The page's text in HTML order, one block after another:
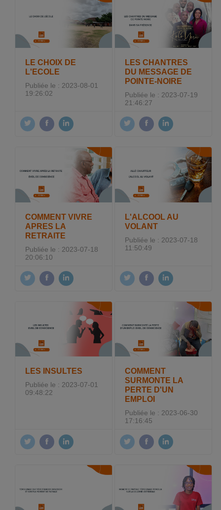
LE CHOIX DE
L'ECOLE
Publiée le : 2023-08-01
19:26:02
LES CHANTRES
DU MESSAGE DE
POINTE-NOIRE
Publiée le : 2023-07-19
21:46:27
COMMENT VIVRE
APRES LA
RETRAITE
Publiée le : 2023-07-18
20:06:10
L'ALCOOL AU
VOLANT
Publiée le : 2023-07-18
11:50:49
LES INSULTES
Publiée le : 2023-07-01
09:48:22
COMMENT
SURMONTE LA
PERTE D'UN
EMPLOI
Publiée le : 2023-06-30
17:16:45